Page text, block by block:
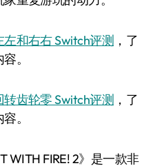
左和右右 Switch评测 ，了
。
转齿轮零 Switch评测 ，了
。
WITH FIRE! 2》是一款非